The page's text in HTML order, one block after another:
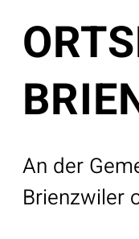
An der
Brienzwiler